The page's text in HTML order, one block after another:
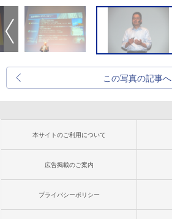
この写真の記事へ
本サイトのご利用について
広告掲載のご案内
プライバシーポリシー